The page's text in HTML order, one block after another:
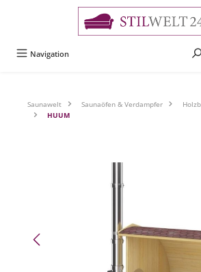
Navigation
Saunawelt Saunaöfen & Verdampfer
HUUM